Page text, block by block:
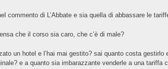
commento di L’Abbate e sia quella di abbassare le tariffe
che il corso sia caro, che c’è di male?
un hotel e l’hai mai gestito? sai quanto costa gestirlo
e a quanto sia imbarazzante venderle a una tariffa